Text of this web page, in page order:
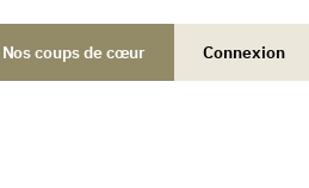
Nos coups de cœur Connexion